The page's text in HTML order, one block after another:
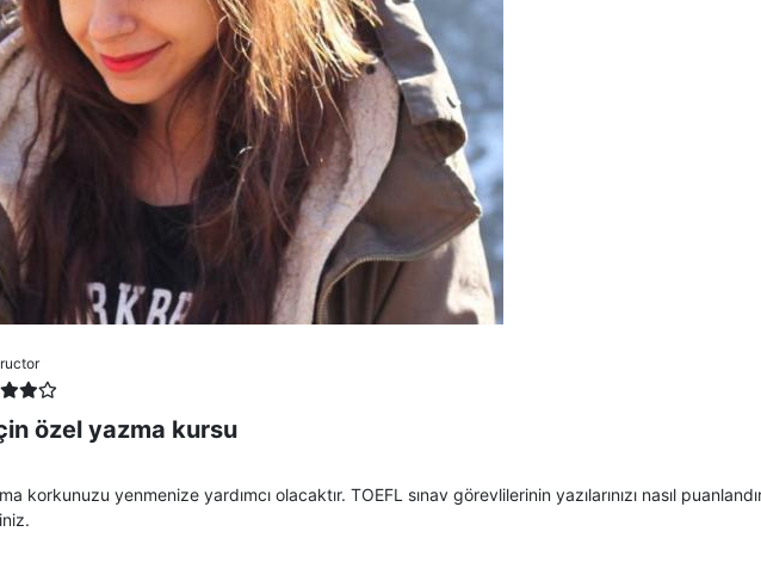
özel yazma kursu
korkunuzu yenmenize yardımcı olacaktır. TOEFL sınav görevlilerinin yazılarınızı nasıl